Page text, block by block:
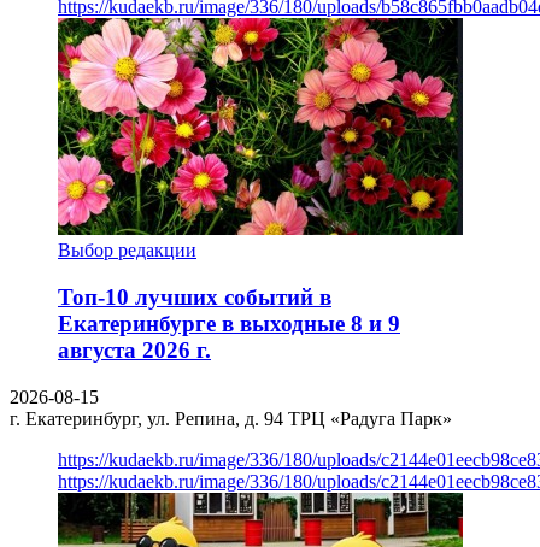
https://kudaekb.ru/image/336/180/uploads/
Выбор редакции
Топ-10 лучших событий в
Екатеринбурге в выходные 8 и 9
августа 2026 г.
2026-08-15
г. Екатеринбург, ул. Репина, д. 94 ТРЦ «Радуга Парк»
https://kudaekb.ru/image/336/180/uploads/
https://kudaekb.ru/image/336/180/uploads/